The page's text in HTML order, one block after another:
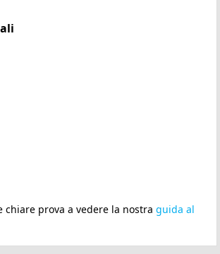
chiare prova a vedere la nostraguida al